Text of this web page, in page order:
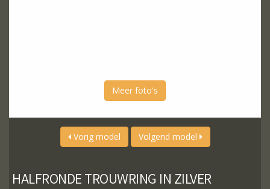
Meer foto's
Vorig model Volgend model
HALFRONDE TROUWRING IN ZILVER